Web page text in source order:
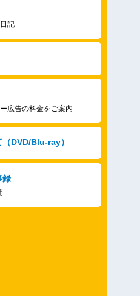
記
広告の料金をご案内
DVD/Blu-ray）
録